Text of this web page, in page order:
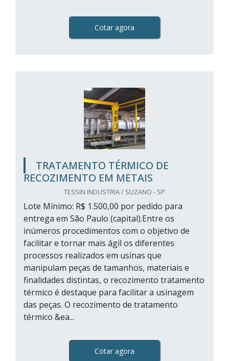
Cotar agora
TRATAMENTO TÉRMICO DE
RECOZIMENTO EM METAIS
TESSIN INDUSTRIA / SUZANO - SP
Lote Mínimo: R$ 1.500,00 por pedido para
entrega em São Paulo (capital).Entre os
inúmeros procedimentos com o objetivo de
facilitar e tornar mais ágil os diferentes
processos realizados em usinas que
manipulam peças de tamanhos, materiais e
finalidades distintas, o recozimento tratamento
térmico é destaque para facilitar a usinagem
das peças. O recozimento de tratamento
térmico &ea...
Cotar agora